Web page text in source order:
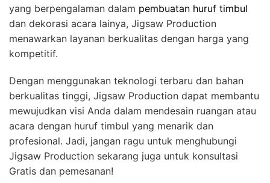
yang berpengalaman dalam pembuatan huruf timbul
dan dekorasi acara lainya, Jigsaw Production
menawarkan layanan berkualitas dengan harga yang
kompetitif.
Dengan menggunakan teknologi terbaru dan bahan
berkualitas tinggi, Jigsaw Production dapat membantu
mewujudkan visi Anda dalam mendesain ruangan atau
acara dengan huruf timbul yang menarik dan
profesional. Jadi, jangan ragu untuk menghubungi
Jigsaw Production sekarang juga untuk konsultasi
Gratis dan pemesanan!